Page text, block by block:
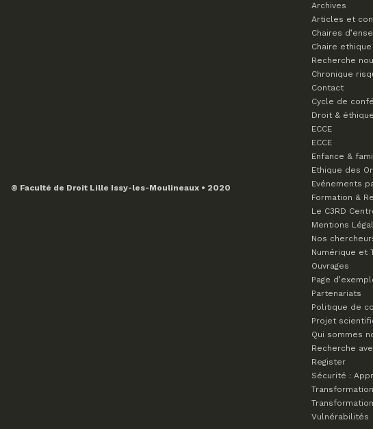
© Faculté de Droit Lille Issy-les-Moulineaux • 2020
Archives
Articles et
Chaires
Chaire
Recherche
Chronique
Contact
Cycle de
Droit &
ECCE
ECCE
Enfance &
Ethique des
Evénements
Formation &
Le C3RD
Mentions
Nos
Numérique et
Ouvrages
Page
Partenariats
Politique de
Projet
Qui sommes
Recherche
Register
Sécurité :
Vulnérabilités